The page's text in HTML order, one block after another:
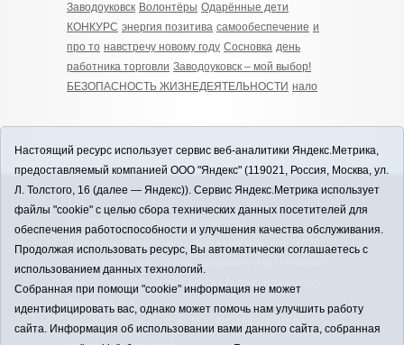
Заводоуковск Волонтёры Одарённые дети
КОНКУРС энергия позитива самообеспечение и
про то навстречу новому году Сосновка день
работника торговли Заводоуковск – мой выбор!
БЕЗОПАСНОСТЬ ЖИЗНЕДЕЯТЕЛЬНОСТИ нало
12+
ЗАВОДОУКОВСК online / Новости
Заводоуковского муниципального округа, 2026
Учредитель: АНО "Информационно-издательский
центр "Заводоуковские вести". Главный редактор:
E-mail:
zavest@obl72.ru
Тел.: 8 (34542) 2-10-33
Политика оператора
Настоящий ресурс использует сервис веб-аналитики Яндекс.Метрика,
предоставляемый компанией ООО "Яндекс" (119021, Россия, Москва, ул.
Л. Толстого, 16 (далее — Яндекс)). Сервис Яндекс.Метрика использует
файлы "cookie" с целью сбора технических данных посетителей для
обеспечения работоспособности и улучшения качества обслуживания.
Продолжая использовать ресурс, Вы автоматически соглашаетесь с
использованием данных технологий.
Собранная при помощи "cookie" информация не может
идентифицировать вас, однако может помочь нам улучшить работу
сайта. Информация об использовании вами данного сайта, собранная